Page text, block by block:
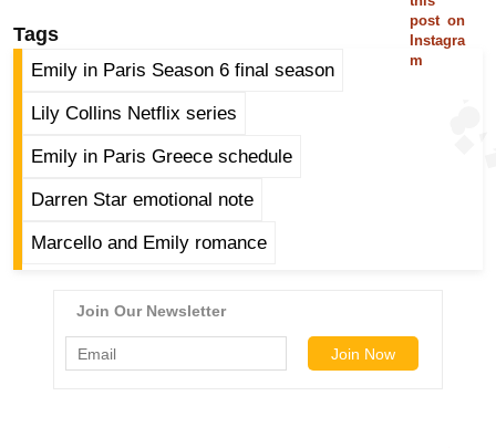
w
s
ला
फ
स्टा
ल
post on
Instagra
m
Tags
Emily in Paris Season 6 final season
Lily Collins Netflix series
Emily in Paris Greece schedule
Darren Star emotional note
Marcello and Emily romance